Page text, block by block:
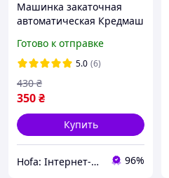
Машинка закаточная
автоматическая Кредмаш
консервирования
Машинка с
прорезиненной ручкой
Готово к отправке
5.0 (6)
350₴
430 ₴
Купить
Hofa: Інтернет-магазин обуви, одежды и товаров для дома! 96%